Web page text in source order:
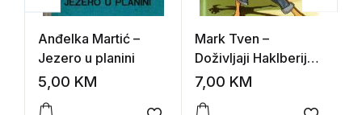
Anđelka Martić –
Jezero u planini
5,00 KM
Mark Tven –
Doživljaji Haklberija
Fina
7,00 KM